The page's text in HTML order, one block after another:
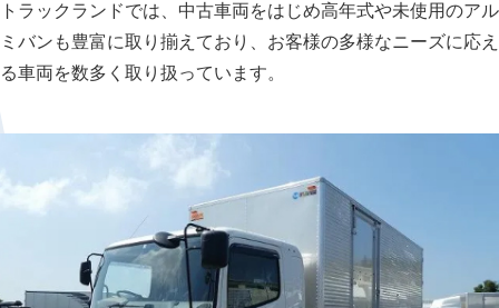
トラックランドでは、中古車両をはじめ高年式や未使用のアル
ミバンも豊富に取り揃えており、お客様の多様なニーズに応え
る車両を数多く取り扱っています。